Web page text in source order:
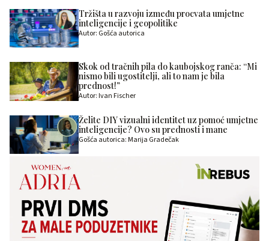
Tržišta u razvoju između procvata umjetne
inteligencije i geopolitike
Autor: Gošća autorica
Skok od tračnih pila do kaubojskog ranča: “Mi
nismo bili ugostitelji, ali to nam je bila
prednost!”
Autor: Ivan Fischer
Želite DIY vizualni identitet uz pomoć umjetne
inteligencije? Ovo su prednosti i mane
Gošća autorica: Marija Gradečak